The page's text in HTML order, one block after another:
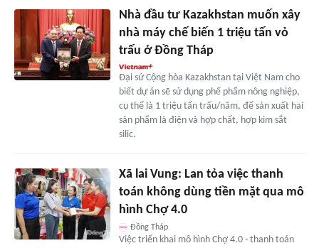
Nhà đầu tư Kazakhstan muốn xây
nhà máy chế biến 1 triệu tấn vỏ
trấu ở Đồng Tháp
Đại sứ Cộng hòa Kazakhstan tại Việt Nam cho
biết dự án sẽ sử dụng phế phẩm nông nghiệp,
cụ thể là 1 triệu tấn trấu/năm, để sản xuất hai
sản phẩm là điện và hợp chất, hợp kim sắt
silic.
Xã lai Vung: Lan tỏa việc thanh
toán không dùng tiền mặt qua mô
hình Chợ 4.0
Đồng Tháp
Việc triển khai mô hình Chợ 4.0 - thanh toán